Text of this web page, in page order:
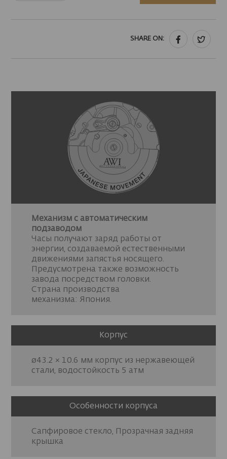
SHARE ON:
Механизм с автоматическим
подзаводом
Часы получают заряд работы от
энергии, создаваемой естественными
движениями запястья носящего.
Предусмотрена также возможность
завода посредством головки.
Страна производства
механизма: Япония.
Корпус
ø43.2 × 10.6 мм корпус из нержавеющей
стали, водостойкость 5 атм
Особенности корпуса
Сапфировое стекло, Прозрачная задняя
крышка